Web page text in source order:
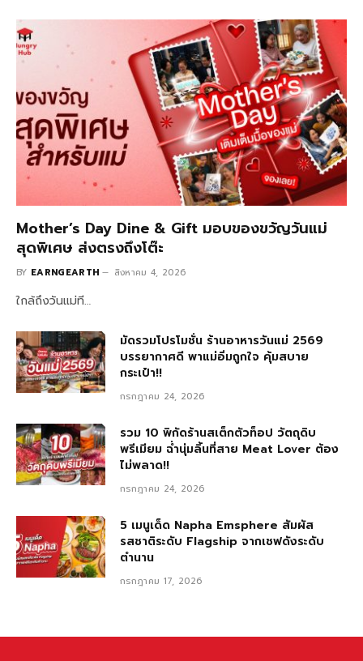
Mother’s Day Dine & Gift มอบของขวัญวันแม่
สุดพิเศษ ส่งตรงถึงโต๊ะ
BY EARNGEARTH สิงหาคม 4, 2026
ใกล้ถึงวันแม่ที…
มัดรวมโปรโมชั่น ร้านอาหารวันแม่ 2569
บรรยากาศดี พาแม่อิ่มถูกใจ คุ้มสบาย
กระเป๋า!!
กรกฎาคม 24, 2026
รวม 10 พิกัดร้านสเต็กตัวท็อป วัตถุดิบ
พรีเมียม ฉ่ำนุ่มลิ้นที่สาย Meat Lover ต้อง
ไม่พลาด!!
กรกฎาคม 24, 2026
5 เมนูเด็ด Napha Emsphere สัมผัส
รสชาติระดับ Flagship จากเชฟดังระดับ
ตำนาน
กรกฎาคม 17, 2026